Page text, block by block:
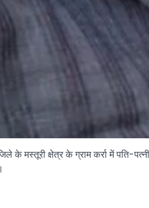
के मस्तूरी क्षेत्र के ग्राम कर्रा में पति-